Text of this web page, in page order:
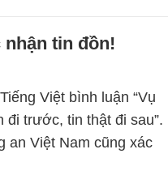
nhận tin đồn!
Việt bình luận “Vụ
trước, tin thật đi sau”.
an Việt Nam cũng xác